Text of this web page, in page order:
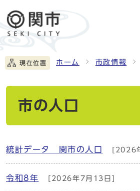
現在位置 ホーム 市政情報
市の人口
統計データ 関市の人口 [2026
令和8年 [2026年7月13日]